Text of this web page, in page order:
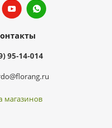
95-14-014
магазинов